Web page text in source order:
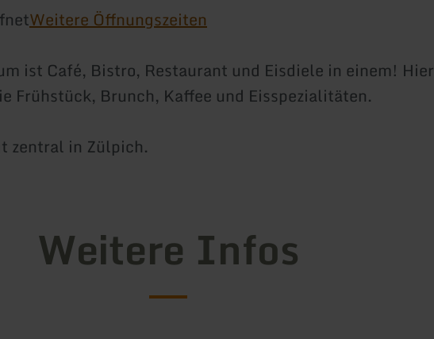
Weitere Öffnungszeiten
ist Café, Bistro, Restaurant und Eisdiele in einem! Hier
Frühstück, Brunch, Kaffee und Eisspezialitäten.
zentral in Zülpich.
Weitere Infos